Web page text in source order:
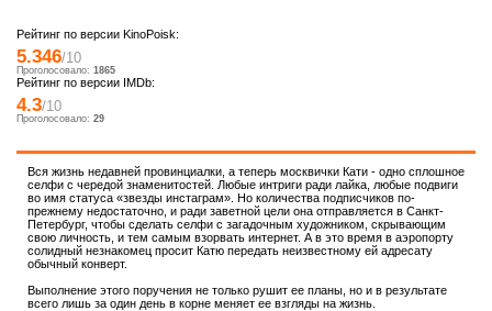
Рейтинг по версии KinoPoisk:
5.346/10
Проголосовало: 1865
Рейтинг по версии IMDb:
4.3/10
Проголосовало: 29
Вся жизнь недавней провинциалки, а теперь москвички Кати - одно сплошное
селфи с чередой знаменитостей. Любые интриги ради лайка, любые подвиги
во имя статуса «звезды инстаграм». Но количества подписчиков по-
прежнему недостаточно, и ради заветной цели она отправляется в Санкт-
Петербург, чтобы сделать селфи с загадочным художником, скрывающим
свою личность, и тем самым взорвать интернет. А в это время в аэропорту
солидный незнакомец просит Катю передать неизвестному ей адресату
обычный конверт.
Выполнение этого поручения не только рушит ее планы, но и в результате
всего лишь за один день в корне меняет ее взгляды на жизнь.